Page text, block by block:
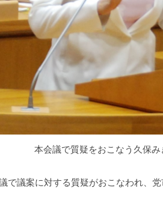
本会議で質疑をおこなう久保み
議案に対する質疑がおこなわれ、